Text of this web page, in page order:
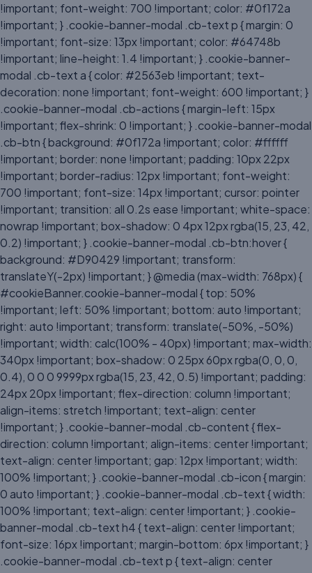
!important; font-weight: 700 !important; color: #0f172a
!important; } .cookie-banner-modal .cb-text p { margin: 0
!important; font-size: 13px !important; color: #64748b
!important; line-height: 1.4 !important; } .cookie-banner-
modal .cb-text a { color: #2563eb !important; text-
decoration: none !important; font-weight: 600 !important; }
.cookie-banner-modal .cb-actions { margin-left: 15px
!important; flex-shrink: 0 !important; } .cookie-banner-modal
.cb-btn { background: #0f172a !important; color: #ffffff
!important; border: none !important; padding: 10px 22px
!important; border-radius: 12px !important; font-weight:
700 !important; font-size: 14px !important; cursor: pointer
!important; transition: all 0.2s ease !important; white-space:
nowrap !important; box-shadow: 0 4px 12px rgba(15, 23, 42,
0.2) !important; } .cookie-banner-modal .cb-btn:hover {
background: #D90429 !important; transform:
translateY(-2px) !important; } @media (max-width: 768px) {
#cookieBanner.cookie-banner-modal { top: 50%
!important; left: 50% !important; bottom: auto !important;
right: auto !important; transform: translate(-50%, -50%)
!important; width: calc(100% - 40px) !important; max-width:
340px !important; box-shadow: 0 25px 60px rgba(0, 0, 0,
0.4), 0 0 0 9999px rgba(15, 23, 42, 0.5) !important; padding:
24px 20px !important; flex-direction: column !important;
align-items: stretch !important; text-align: center
!important; } .cookie-banner-modal .cb-content { flex-
direction: column !important; align-items: center !important;
text-align: center !important; gap: 12px !important; width:
100% !important; } .cookie-banner-modal .cb-icon { margin:
0 auto !important; } .cookie-banner-modal .cb-text { width:
100% !important; text-align: center !important; } .cookie-
banner-modal .cb-text h4 { text-align: center !important;
font-size: 16px !important; margin-bottom: 6px !important; }
.cookie-banner-modal .cb-text p { text-align: center